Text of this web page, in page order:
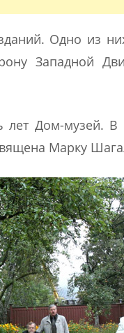
Одно из
Западной
Дом-музей.
Марку